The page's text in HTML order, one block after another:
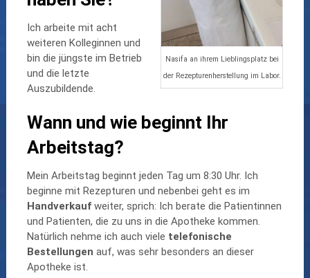
Nasifa an ihrem Lieblingsplatz bei
der Rezepturenherstellung im Labor.
Ich arbeite mit acht
weiteren Kolleginnen und
bin die jüngste im Betrieb
und die letzte
Auszubildende.
Wann und wie beginnt Ihr
Arbeitstag?
Mein Arbeitstag beginnt jeden Tag um 8:30 Uhr. Ich
beginne mit Rezepturen und nebenbei geht es im
Handverkaufweiter, sprich: Ich berate die Patientinnen
und Patienten, die zu uns in die Apotheke kommen.
Natürlich nehme ich auch viele telefonische
Bestellungen auf, was sehr besonders an dieser
Apotheke ist.